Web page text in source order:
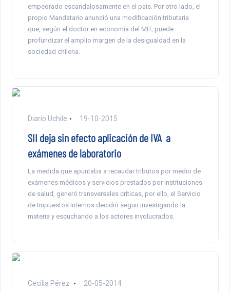
empeorado escandalosamente en el país. Por otro lado, el
propio Mandatario anunció una modificación tributaria
que, según el doctor en economía del MIT, puede
profundizar el amplio margen de la desigualdad en la
sociedad chilena.
Diario Uchile 19-10-2015
SII deja sin efecto aplicación de IVA a
exámenes de laboratorio
La medida que apuntaba a recaudar tributos por medio de
exámenes médicos y servicios prestados por instituciones
de salud, generó transversales críticas, por ello, el Servicio
de Impuestos Internos decidió seguir investigando la
materia y escuchando a los actores involucrados.
Cecilia Pérez 20-05-2014